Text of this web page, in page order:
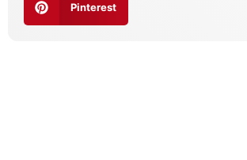
Pinterest